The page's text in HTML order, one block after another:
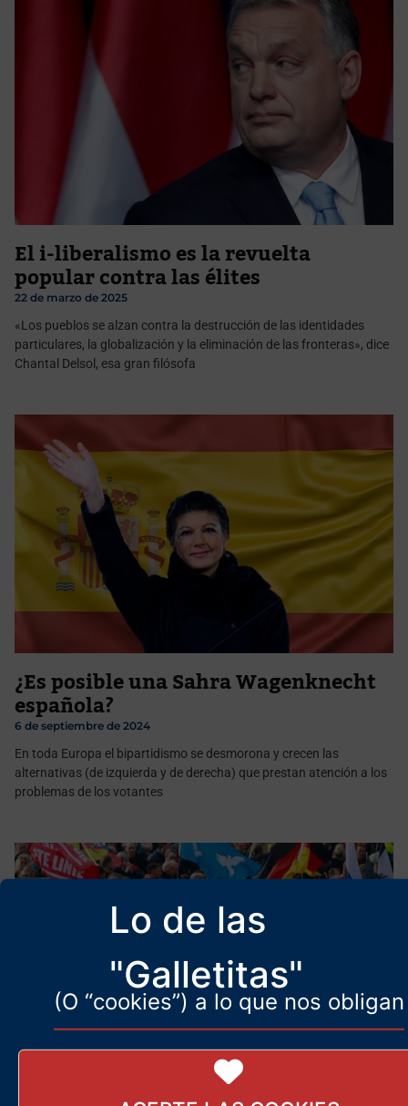
Lo de las
"Galletitas"
(O “cookies”) a lo que nos obligan
El i-liberalismo es la revuelta
popular contra las élites
22 de marzo de 2025
«Los pueblos se alzan contra la destrucción de las identidades
particulares, la globalización y la eliminación de las fronteras», dice
Chantal Delsol, esa gran filósofa
¿Es posible una Sahra Wagenknecht
española?
6 de septiembre de 2024
En toda Europa el bipartidismo se desmorona y crecen las
alternativas (de izquierda y de derecha) que prestan atención a los
problemas de los votantes